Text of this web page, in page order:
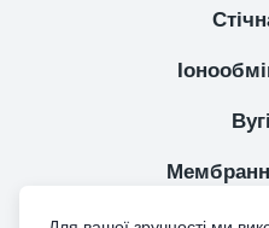
Побутові